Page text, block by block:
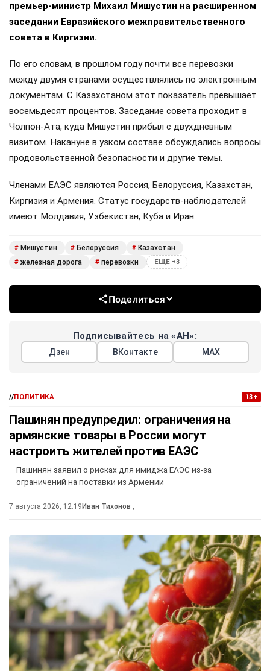
премьер-министр Михаил Мишустин на расширенном
заседании Евразийского межправительственного
совета в Киргизии.
По его словам, в прошлом году почти все перевозки
между двумя странами осуществлялись по электронным
документам. С Казахстаном этот показатель превышает
восемьдесят процентов. Заседание совета проходит в
Чолпон-Ата, куда Мишустин прибыл с двухдневным
визитом. Накануне в узком составе обсуждались вопросы
продовольственной безопасности и другие темы.
Членами ЕАЭС являются Россия, Белоруссия, Казахстан,
Киргизия и Армения. Статус государств-наблюдателей
имеют Молдавия, Узбекистан, Куба и Иран.
# Мишустин # Белоруссия # Казахстан
# железная дорога # перевозки ЕЩЕ +3
Поделиться
Подписывайтесь на «АН»:
Дзен ВКонтакте МАХ
//ПОЛИТИКА 13+
Пашинян предупредил: ограничения на
армянские товары в России могут
настроить жителей против ЕАЭС
Пашинян заявил о рисках для имиджа ЕАЭС из-за
ограничений на поставки из Армении
7 августа 2026, 12:19Иван Тихонов ,